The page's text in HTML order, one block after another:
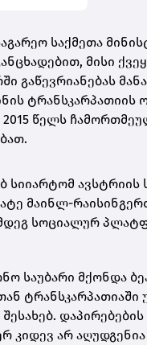
საქმეთა
მისი
გაწევრიანებას
წელს
სიიარტომ ავსტრიის
მაინლ-
სოციალურ
საუბარი მქონდა
ტრანსკარპათიაში
კიდევ არ